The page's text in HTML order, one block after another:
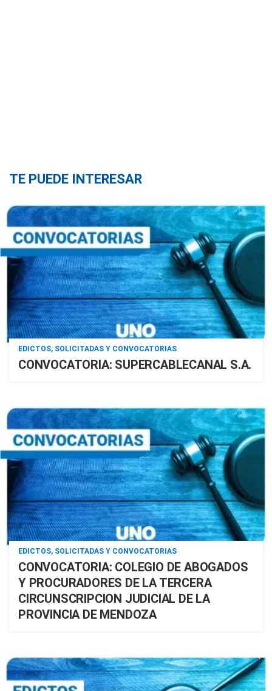
TE PUEDE INTERESAR
EDICTOS, SOLICITADAS Y CONVOCATORIAS
CONVOCATORIA: SUPERCABLECANAL S.A.
EDICTOS, SOLICITADAS Y CONVOCATORIAS
CONVOCATORIA: COLEGIO DE ABOGADOS
Y PROCURADORES DE LA TERCERA
CIRCUNSCRIPCION JUDICIAL DE LA
PROVINCIA DE MENDOZA